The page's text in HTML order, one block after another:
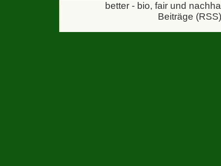
better - bio, fair und
Beiträge (RSS)